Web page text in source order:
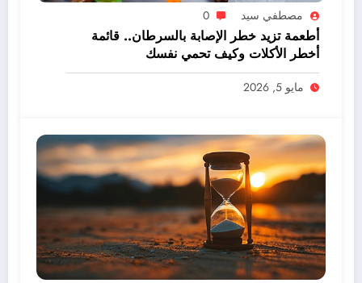
مصطفي سيد 0
أطعمة تزيد خطر الإصابة بالسرطان.. قائمة
أخطر الأكلات وكيف تحمي نفسك
مايو 5, 2026